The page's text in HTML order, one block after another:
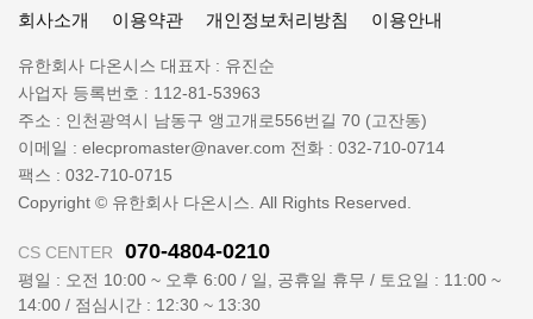
공지사항 일렉프로는 수배전반 전기자재 전문 쇼핑몰 입니다
렉
로
정
회사소개 이용약관 개인정보처리방침 이용안내
회
사
명
:
유한회사 다온시스 대표자 : 유진순
사업자 등록번호 : 112-81-53963
주소 : 인천광역시 남동구 앵고개로556번길 70 (고잔동)
이메일 : elecpromaster@naver.com 전화 : 032-710-0714
팩스 : 032-710-0715
Copyright © 유한회사 다온시스. All Rights Reserved.
CS CENTER 070-4804-0210
평일 : 오전 10:00 ~ 오후 6:00 / 일, 공휴일 휴무 / 토요일 : 11:00 ~
14:00 / 점심시간 : 12:30 ~ 13:30